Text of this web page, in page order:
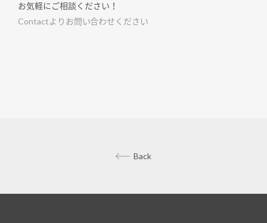
お気軽にご相談ください！
Contactよりお問い合わせください
Back